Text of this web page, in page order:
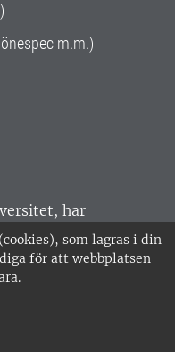
som lagras i din
för att webbplatsen
m.m.)
har
Huvudorter är
SLU är
•
2817 •